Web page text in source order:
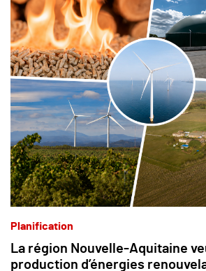
Planification
La région Nouvelle-Aquitaine
production d’énergies